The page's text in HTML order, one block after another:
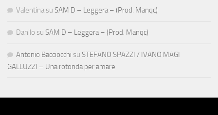
Valentina su SAM D – Leggera – (Prod. Manqc)
Danilo su SAM D – Leggera – (Prod. Manqc)
Antonio Bacciocchi su STEFANO SPAZZI / IVANO MAGI
GALLUZZI – Una rotonda per amare